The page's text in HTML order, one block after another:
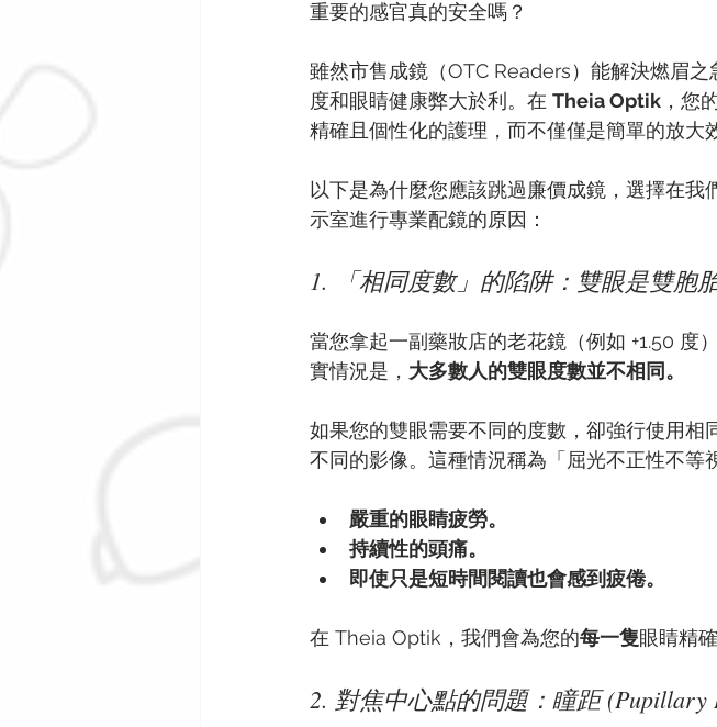
重要的感官真的安全嗎？
雖然市售成鏡（OTC Readers）能解決燃眉
度和眼睛健康弊大於利。在 Theia Optik ，您
精確且個性化的護理，而不僅僅是簡單的放大
以下是為什麼您應該跳過廉價成鏡，選擇在
示室進行專業配鏡的原因：
1. 「相同度數」的陷阱：雙眼是雙胞
當您拿起一副藥妝店的老花鏡（例如 +1.50 度
實情況是， 大多數人的雙眼度數並不相同。
如果您的雙眼需要不同的度數，卻強行使用
不同的影像。這種情況稱為「屈光不正性不等
嚴重的眼睛疲勞。
持續性的頭痛。
即使只是短時間閱讀也會感到疲倦。
在 Theia Optik，我們會為您的每一隻眼睛精
2. 對焦中心點的問題：瞳距 (Pupillary